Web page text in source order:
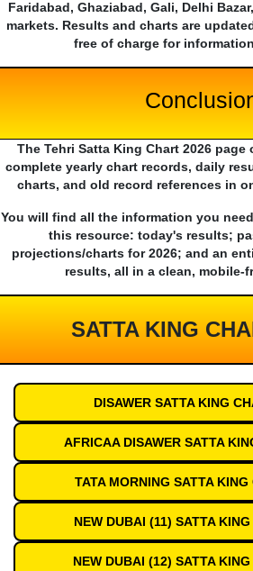
Faridabad, Ghaziabad, Gali, Delhi
markets. Results and charts are
free of charge for
The Tehri Satta King Chart 2026
complete yearly chart records, daily
charts, and old record references in
You will find all the information you
this resource: today's results;
projections/charts for 2026; and an
results, all in a clean, mobile-
SATTA KING
DISAWER SATTA KING
AFRICAA DISAWER SATTA
TATA MORNING SATTA
NEW DUBAI (11) SATTA
NEW DUBAI (12) SATTA